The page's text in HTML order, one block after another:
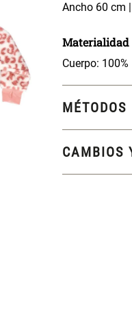
Ancho 60 cm
Materialidad
Cuerpo:
CAMBIOS